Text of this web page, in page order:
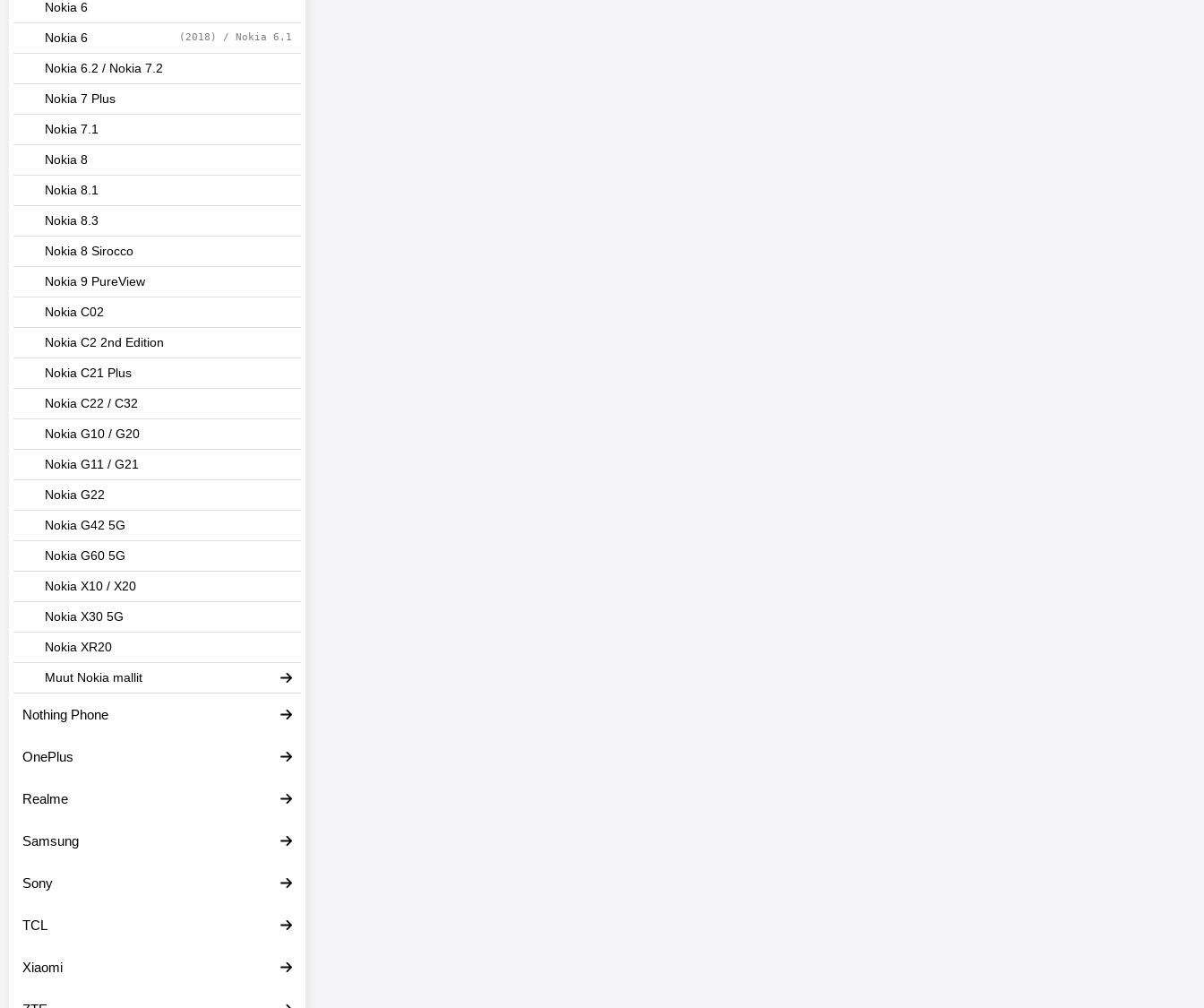
Nokia 6
Nokia 6 (2018) / Nokia 6.1
Nokia 6.2 / Nokia 7.2
Nokia 7 Plus
Nokia 7.1
Nokia 8
Nokia 8.1
Nokia 8.3
Nokia 8 Sirocco
Nokia 9 PureView
Nokia C02
Nokia C2 2nd Edition
Nokia C21 Plus
Nokia C22 / C32
Nokia G10 / G20
Nokia G11 / G21
Nokia G22
Nokia G42 5G
Nokia G60 5G
Nokia X10 / X20
Nokia X30 5G
Nokia XR20
Muut Nokia mallit
Nothing Phone
OnePlus
Realme
Samsung
Sony
TCL
Xiaomi